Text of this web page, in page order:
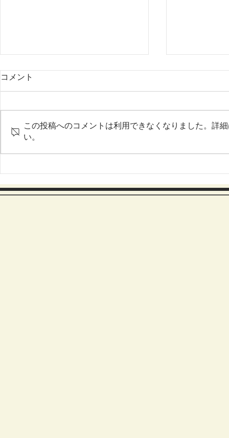
ヤマグチケンあそびば・けい
山口県産茶
コメント
この投稿へのコメントは利用できなくなりました。詳
い。